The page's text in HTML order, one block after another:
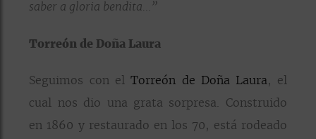
saber a gloria bendita…”
Torreón de Doña Laura
Seguimos con elTorreón de Doña Laura, el
cual nos dio una grata sorpresa. Construido
en 1860 y restaurado en los 70, está rodeado